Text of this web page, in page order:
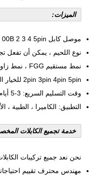
الميزات:
موصل كابل Lemo 00B 2 3 4 5pin
نوع اللحيم ، يمكن أن تفعل
نمط مستقيم FGG ، نمط زاوية FHG متاح أيضا
2pin 3pin 4pin 5pin للخيار الخاص بك
وقت التسليم السريع: 3-5 أيام عمل للنماذج المعتادة
التطبيق: الكاميرا ، الطبية ،
خدمة تجميع الكابلات
نحن نعد جميع تركيبات
مهندس محترف تقييم